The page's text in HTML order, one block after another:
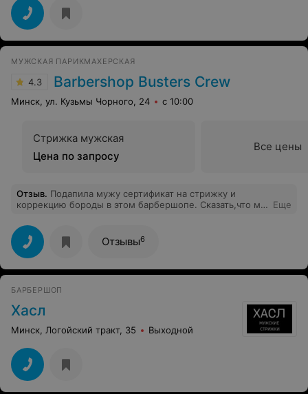
МУЖСКАЯ ПАРИКМАХЕРСКАЯ
4.3 Barbershop Busters Crew
Минск, ул. Кузьмы Чорного, 24 с 10:00
Стрижка мужская
Цена по запросу
Все цены
Отзыв. Подапила мужу сертификат на стрижку и
коррекцию бороды в этом барбершопе. Сказать,что мы
решился отрастить бороду и не пожалел) Помогли
подобрать прическу и проконсультировали,как следует
ухаживать за волосами и бородой. Очень порадовало
внимательное отношение ко мне,т.к. я ожидала его.
Время пролетело быстро под сериальчик,с чашкой
Еще
Отзывы6
БАРБЕРШОП
Хасл
Минск, Логойский тракт, 35 Выходной